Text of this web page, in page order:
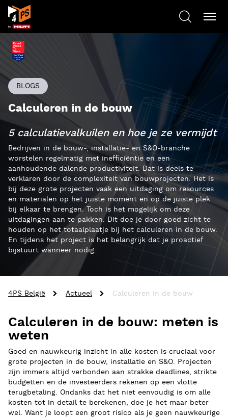
BLOGS
Calculeren in de bouw
5 calculatievalkuilen en hoe je ze vermijdt
Bedrijven in de bouw-, installatie- en S&O-branche
worstelen regelmatig met inefficiëntie en een
aanhoudende dalende productiviteit. Dat is deels te
verklaren door de complexiteit van bouwprojecten. Het is
bij deze grote projecten vaak een uitdaging om resources
en materialen op het juiste moment en op de juiste plek
bij elkaar te brengen. Toch is het mogelijk om deze
uitdagingen aan te pakken. Dit doe je door goed zicht te
houden op het totaalplaatje bij het calculeren in de bouw.
En tijdens het project is het belangrijk dat je proactief
bijstuurt wanneer nodig.
4PS België Actueel Calculeren in de bouw
Calculeren in de bouw: meten is
weten
Goed en nauwkeurig inzicht in alle kosten is cruciaal voor
grote projecten in de bouw, installatie en S&O. Projecten
zijn immers altijd verbonden aan strakke deadlines, strikte
budgetten en de investeerders rekenen op een vlotte
terugbetaling. Ondanks dat het niet eenvoudig is om alle
kosten tot in detail te berekenen, doe je het maar beter
wel. Want je loopt een groot risico als je geen nauwkeurige